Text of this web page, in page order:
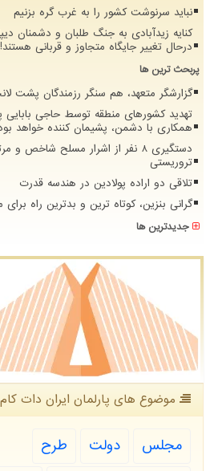
نباید سرنوشت کشور را به غرب گره بزنیم
کنایه زیدآبادی به جنگ طلبان و دشمنان
درحال تغییر جایگاه متجاوز و قربانی هستند!
پربحث ترین ها
گزارشگر متعهد، هم سنگر رزمندگان پشت
تهدید کشورهای منطقه توسط حاجی بابایی
همکاری با دشمن، پشیمان کننده خواهد
دستگیری 8 نفر از اشرار مسلح
تروریستی
تلاقی دو اراده پولادین در هندسه قدرت
گرانی بنزین، کوتاه ترین و بدترین راه
جدیدترین ها
موضوع های پارلمان ایران دات كام
مجلس دولت
طرح